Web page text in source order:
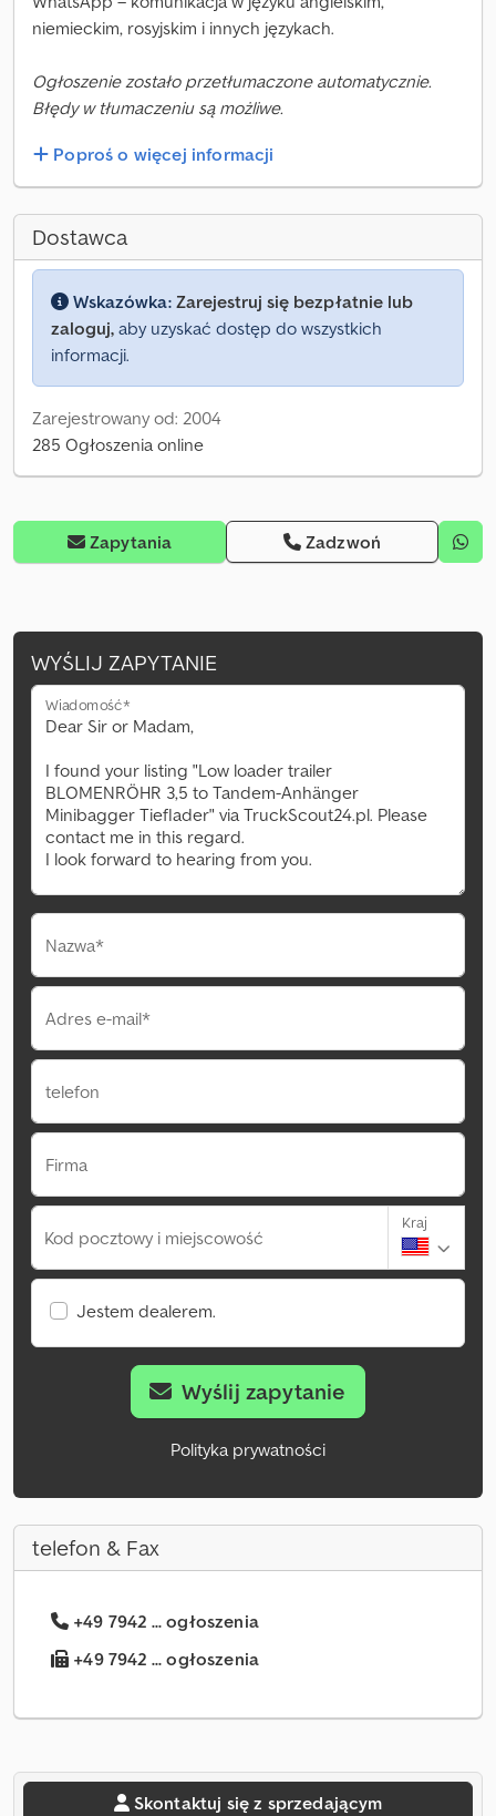
niemieckim, rosyjskim i innych językach.
Ogłoszenie zostało przetłumaczone automatycznie.
Błędy w tłumaczeniu są możliwe.
Poproś o więcej informacji
Dostawca
Wskazówka: Zarejestruj się bezpłatnie lub
zaloguj, aby uzyskać dostęp do wszystkich
informacji.
Zarejestrowany od: 2004
285 Ogłoszenia online
Zapytania Zadzwoń
WYŚLIJ ZAPYTANIE
Wiadomość*
Nazwa*
Adres e-mail*
telefon
Firma
Kod pocztowy i miejscowość
Kraj
Jestem dealerem.
Wyślij zapytanie
Polityka prywatności
telefon & Fax
+49 7942 ... ogłoszenia
+49 7942 ... ogłoszenia
Skontaktuj się z sprzedającym